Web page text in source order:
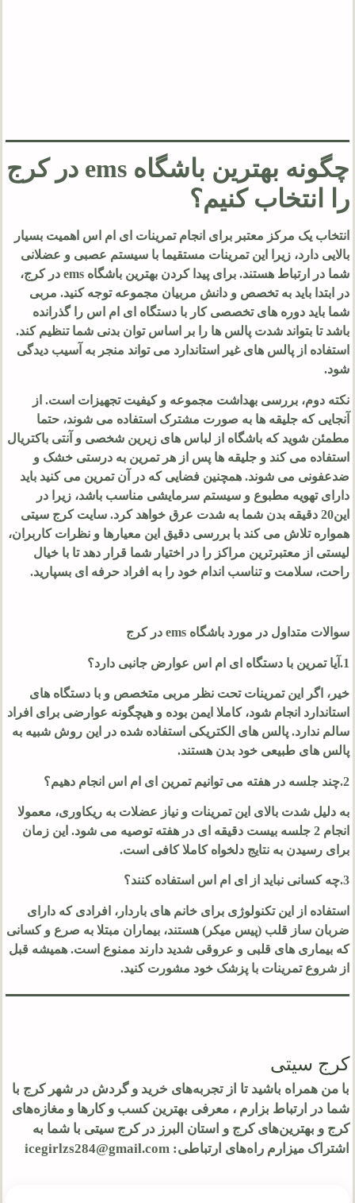
چگونه بهترین باشگاه ems در کرج
را انتخاب کنیم؟
انتخاب یک مرکز معتبر برای انجام تمرینات ای ام اس اهمیت بسیار
بالایی دارد، زیرا این تمرینات مستقیما با سیستم عصبی و عضلانی
شما در ارتباط هستند. برای پیدا کردن بهترین باشگاه ems در کرج،
در ابتدا باید به تخصص و دانش مربیان مجموعه توجه کنید. مربی
شما باید دوره های تخصصی کار با دستگاه ای ام اس را گذرانده
باشد تا بتواند شدت پالس ها را بر اساس توان بدنی شما تنظیم کند.
استفاده از پالس های غیر استاندارد می تواند منجر به آسیب دیدگی
شود.
نکته دوم، بررسی بهداشت مجموعه و کیفیت تجهیزات است. از
آنجایی که جلیقه ها به صورت مشترک استفاده می شوند، حتما
مطمئن شوید که باشگاه از لباس های زیرین شخصی و آنتی باکتریال
استفاده می کند و جلیقه ها پس از هر تمرین به درستی خشک و
ضدعفونی می شوند. همچنین فضایی که در آن تمرین می کنید باید
دارای تهویه مطبوع و سیستم سرمایشی مناسب باشد، زیرا در
این20 دقیقه بدن شما به شدت عرق خواهد کرد. سایت کرج سیتی
همواره تلاش می کند با بررسی دقیق این معیارها و نظرات کاربران،
لیستی از معتبرترین مراکز را در اختیار شما قرار دهد تا با خیال
راحت، سلامت و تناسب اندام خود را به افراد حرفه ای بسپارید.
سوالات متداول در مورد باشگاه ems در کرج
1.آیا تمرین با دستگاه ای ام اس عوارض جانبی دارد؟
خیر، اگر این تمرینات تحت نظر مربی متخصص و با دستگاه های
استاندارد انجام شود، کاملا ایمن بوده و هیچگونه عوارضی برای افراد
سالم ندارد. پالس های الکتریکی استفاده شده در این روش شبیه به
پالس های طبیعی خود بدن هستند.
2.چند جلسه در هفته می توانیم تمرین ای ام اس انجام دهیم؟
به دلیل شدت بالای این تمرینات و نیاز عضلات به ریکاوری، معمولا
انجام2 جلسه بیست دقیقه ای در هفته توصیه می شود. این زمان
برای رسیدن به نتایج دلخواه کاملا کافی است.
3.چه کسانی نباید از ای ام اس استفاده کنند؟
استفاده از این تکنولوژی برای خانم های باردار، افرادی که دارای
ضربان ساز قلب (پیس میکر) هستند، بیماران مبتلا به صرع و کسانی
که بیماری های قلبی و عروقی شدید دارند ممنوع است. همیشه قبل
از شروع تمرینات با پزشک خود مشورت کنید.
کرج سیتی
با من همراه باشید تا از تجربه‌های خرید و گردش در شهر کرج با
شما در ارتباط بزارم ، معرفی بهترین کسب و کارها و مغازه‌های
کرج و بهترین‌های کرج و استان البرز در کرج سیتی با شما به
اشتراک میزارم راه‌های ارتباطی: icegirlzs284@gmail.com